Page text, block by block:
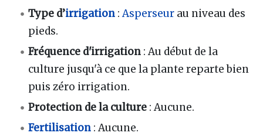
Type d’irrigation :Asperseur au niveau des
pieds.
Fréquence d'irrigation : Au début de la
culture jusqu'à ce que la plante reparte bien
puis zéro irrigation.
Protection de la culture : Aucune.
Fertilisation : Aucune.